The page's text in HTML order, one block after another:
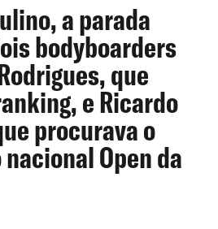
a parada
bodyboarders
que
e Ricardo
procurava o
Open da